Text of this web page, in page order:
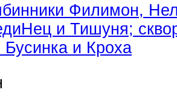
Филимон,
и Тишуня;
Бусинка и Кроха